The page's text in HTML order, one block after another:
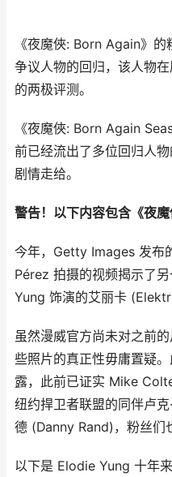
《夜魔俠: Born Again》
争议人物的回归，该人物
的两极评测。
《夜魔俠: Born Again
前已经流出了多位回归人
剧情走给。
警告！以下内容包含《夜
今年，Getty Images 发布
Pérez 拍摄的视频揭示了
Yung 饰演的艾丽卡
虽然漫威官方尚未对之前
些照片的真正性毋庸置疑
露，此前已证实 Mike
纽约捍卫者联盟的同伴卢
德 (Danny Rand)，粉丝们
以下是 Elodie Yung 十年